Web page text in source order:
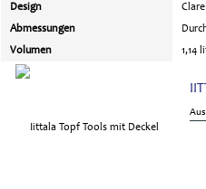
Design
Abmessungen
Volumen
1,14